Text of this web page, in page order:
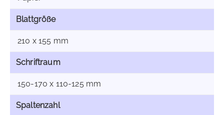
Blattgröße
210 x 155 mm
Schriftraum
150-170 x 110-125 mm
Spaltenzahl